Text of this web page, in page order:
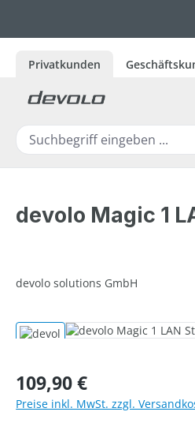
Privatkunden
devolo Magic 1
devolo solutions GmbH
Bildergalerie überspringen
Regulärer Preis:
109,90 €
Preise inkl. MwSt. zzgl.